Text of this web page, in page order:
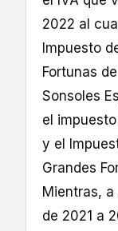
2022 al
Impuesto
Fortunas
Sonsoles
el
y el
Grandes
Mientras, a
de 2021 a